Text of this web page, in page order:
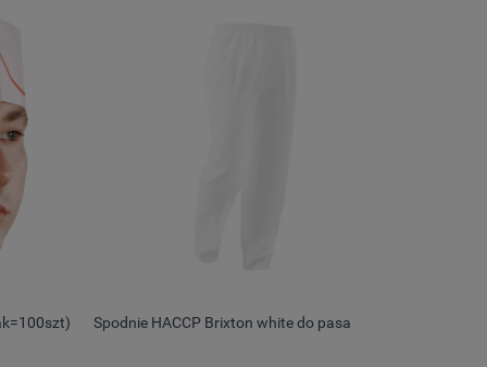
Spodnie HACCP Brixton white do pasa